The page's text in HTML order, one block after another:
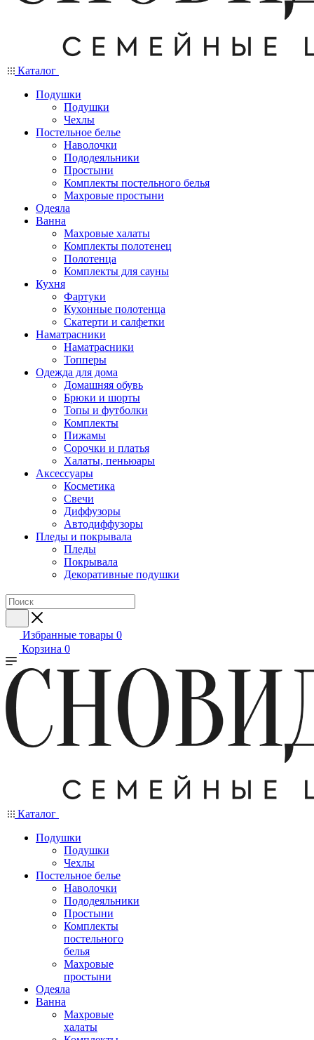
Каталог
Подушки
Подушки
Чехлы
Постельное белье
Наволочки
Пододеяльники
Простыни
Комплекты постельного белья
Махровые простыни
Одеяла
Ванна
Махровые халаты
Комплекты полотенец
Полотенца
Комплекты для сауны
Кухня
Фартуки
Кухонные полотенца
Скатерти и салфетки
Наматрасники
Наматрасники
Топперы
Одежда для дома
Домашняя обувь
Брюки и шорты
Топы и футболки
Комплекты
Пижамы
Сорочки и платья
Халаты, пеньюары
Аксессуары
Косметика
Свечи
Диффузоры
Автодиффузоры
Пледы и покрывала
Пледы
Покрывала
Декоративные подушки
Избранные товары 0
Корзина 0
Каталог
Подушки
Подушки
Чехлы
Постельное белье
Наволочки
Пододеяльники
Простыни
Комплекты
постельного
белья
Махровые
простыни
Одеяла
Ванна
Махровые
халаты